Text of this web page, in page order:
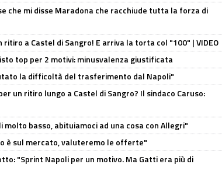
che mi disse Maradona che racchiude tutta la forza di
ritiro a Castel di Sangro! E arriva la torta col "100" | VIDEO
top per 2 motivi: minusvalenza giustificata
la difficoltà del trasferimento dal Napoli"
un ritiro lungo a Castel di Sangro? Il sindaco Caruso:
molto basso, abituiamoci ad una cosa con Allegri"
è sul mercato, valuteremo le offerte"
"Sprint Napoli per un motivo. Ma Gatti era più di